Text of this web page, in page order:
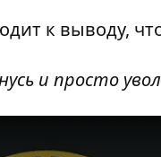
к выводу,
и просто